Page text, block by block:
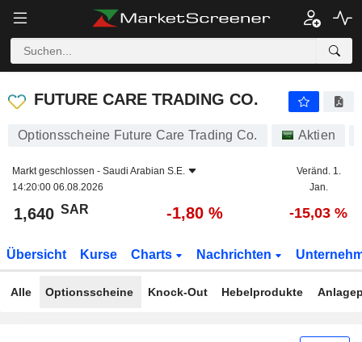
FUTURE CARE TRADING CO.
FUTURE CARE TRADING CO.
Optionsscheine Future Care Trading Co. Aktien
Markt geschlossen - Saudi Arabian S.E.
14:20:00 06.08.2026
Veränd. 1.
Jan.
1,640 SAR -1,80 % -15,03 %
Übersicht Kurse Charts Nachrichten
Alle Optionsscheine Knock-Out Hebelprodukte